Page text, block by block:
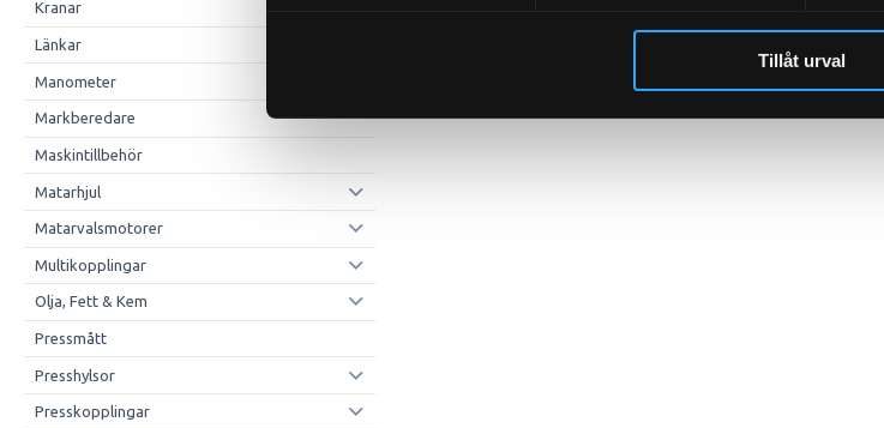
Tillåt urval
Kranar
Länkar
Manometer
Markberedare
Maskintillbehör
Matarhjul
Matarvalsmotorer
Multikopplingar
Olja, Fett & Kem
Pressmått
Presshylsor
Presskopplingar